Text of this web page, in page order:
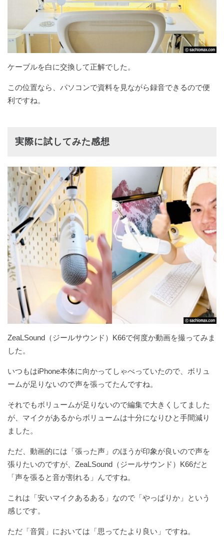
ケーブルを白に交換して正解でした。
この位置なら、パソコンで資料を見ながら録音できるので便
利ですね。
実際に試してみた感想
ZeaLSound（ジールサウンド）K66で何度か動画を撮ってみま
した。
いつもはiPhone本体に向かってしゃべっていたので、ボリュ
ームが足りないので声を張ってたんですね。
それでもボリュームが足りないので編集で大きくしてました
が、マイクがあるからボリュームは十分になりひと手間減り
ました。
ただ、動画的には「張った声」のほうが印象が良いので声を
張りたいのですが、ZeaLSound（ジールサウンド）K66だと
「声を張ると音が割れる」んですね。
これは「安いマイクあるある」なので「やっぱりか」という
感じです。
ただ「音質」においては「思ってたより良い」ですね。